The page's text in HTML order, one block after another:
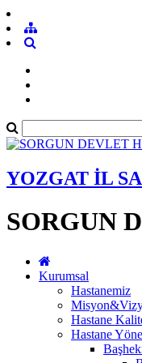
YOZGAT İL
SORGUN
Kurumsal
Hastanemiz
Hastane
Hastane